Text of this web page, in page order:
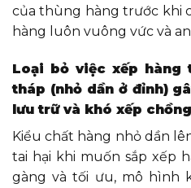
của thùng hàng trước khi
hàng luôn vuông vức và
Loại bỏ việc xếp hàng
tháp (nhỏ dần ở đỉnh)
lưu trữ và khó xếp
Kiểu chất hàng nhỏ dần
tai hại khi muốn sắp xếp
gàng và tối ưu, mô hình